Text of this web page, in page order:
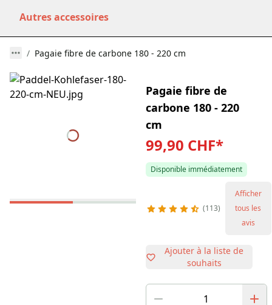
Autres accessoires
Pagaie fibre de carbone 180 - 220 cm
Pagaie fibre de
carbone 180 - 220
cm
99,90 CHF*
Disponible immédiatement
113
Afficher
tous les
avis
Ajouter à la liste de
souhaits